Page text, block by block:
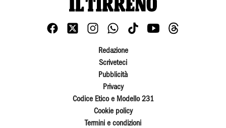
Redazione
Scriveteci
Pubblicità
Privacy
Codice Etico e Modello 231
Cookie policy
Termini e condizioni